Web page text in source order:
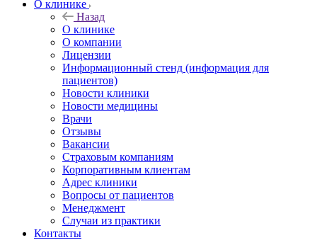
О клинике
Назад
О клинике
О компании
Лицензии
Информационный стенд (информация для
пациентов)
Новости клиники
Новости медицины
Врачи
Отзывы
Вакансии
Страховым компаниям
Корпоративным клиентам
Адрес клиники
Вопросы от пациентов
Менеджмент
Случаи из практики
Контакты